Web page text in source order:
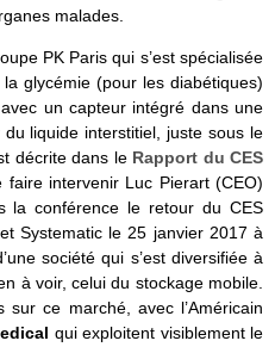
malades.
PK Paris qui s’est spécialisée
glycémie (pour les diabétiques)
un capteur intégré dans une
liquide interstitiel, juste sous le
décrite dans le Rapport du CES
faire intervenir Luc Pierart (CEO)
la conférence le retour du CES
Systematic le 25 janvier 2017 à
société qui s’est diversifiée à
à voir, celui du stockage mobile.
ce marché, avec l’Américain
qui exploitent visiblement le